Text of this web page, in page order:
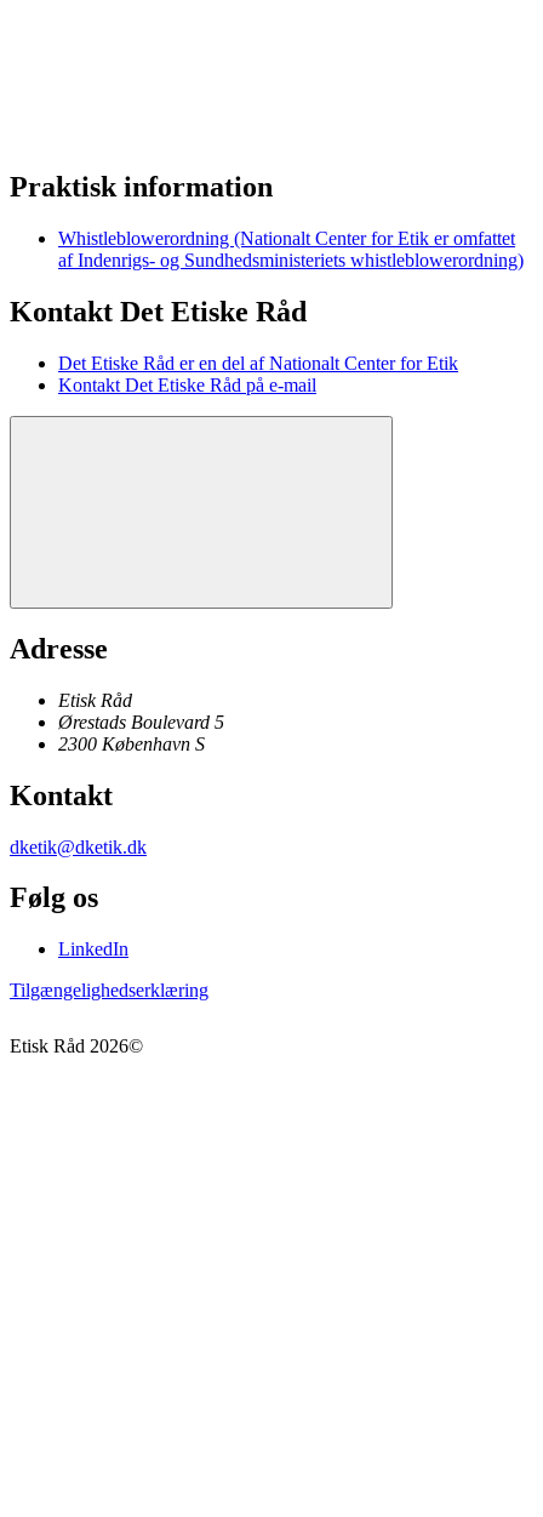
Praktisk information
Whistleblowerordning (Nationalt Center for Etik er omfattet
af Indenrigs- og Sundhedsministeriets whistleblowerordning)
Kontakt Det Etiske Råd
Det Etiske Råd er en del af Nationalt Center for Etik
Kontakt Det Etiske Råd på e-mail
Adresse
Etisk Råd
Ørestads Boulevard 5
2300 København S
Kontakt
dketik@dketik.dk
Følg os
LinkedIn
Tilgængelighedserklæring
Etisk Råd 2026©